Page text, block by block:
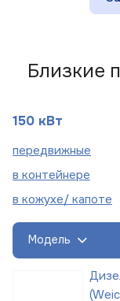
Близкие
150 кВт
передвижные
в контейнере
в кожухе/ капоте
Модель